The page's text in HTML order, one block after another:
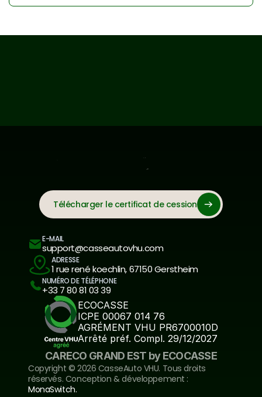
Télécharger le certificat de cession
E-MAIL
support@casseautovhu.com
ADRESSE
1 rue rené koechlin, 67150 Gerstheim
NUMÉRO DE TÉLÉPHONE
+33 7 80 81 03 39
ECOCASSE
ICPE 00067 014 76
AGRÉMENT VHU PR6700010D
Arrêté préf. Compl. 29/12/2027
CARECO GRAND EST by ECOCASSE
Copyright ©️ 2026 CasseAuto VHU. Tous droits
MonaSwitch.